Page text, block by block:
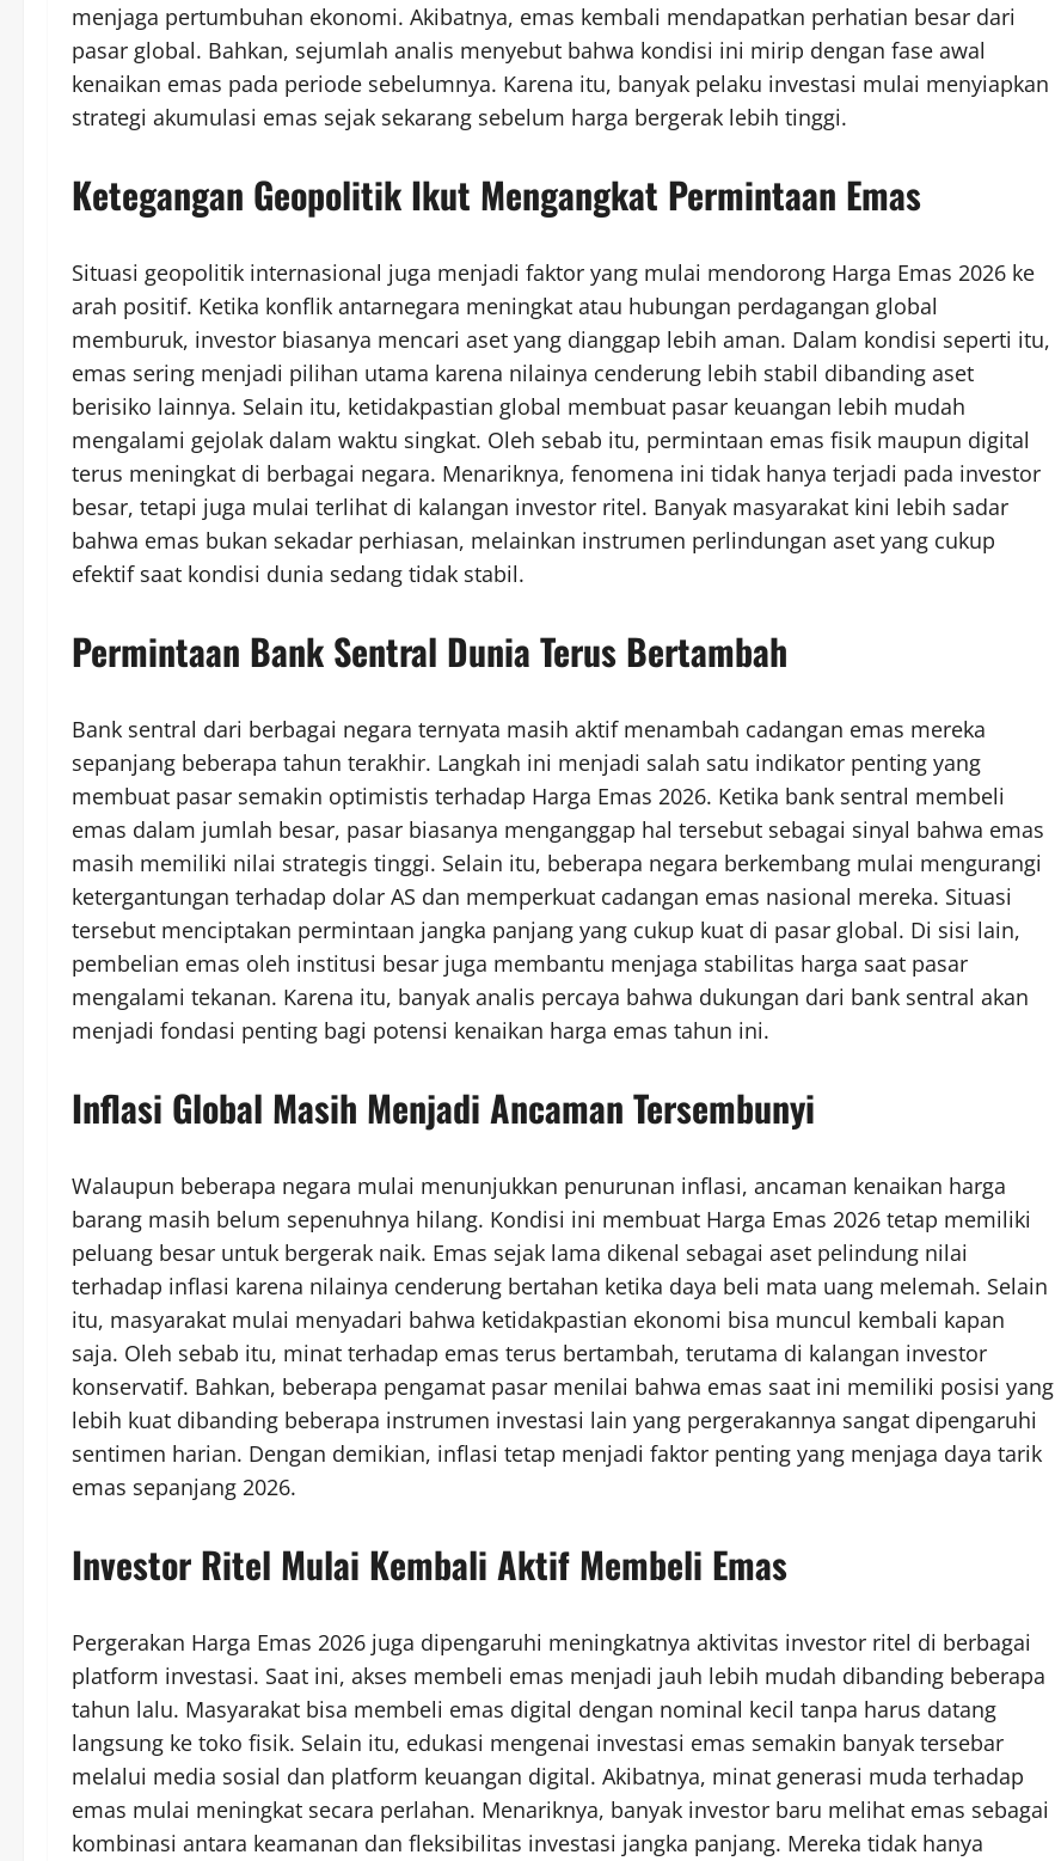
menjaga pertumbuhan ekonomi. Akibatnya, emas kembali mendapatkan perhatian besar dari
pasar global. Bahkan, sejumlah analis menyebut bahwa kondisi ini mirip dengan fase awal
kenaikan emas pada periode sebelumnya. Karena itu, banyak pelaku investasi mulai menyiapkan
strategi akumulasi emas sejak sekarang sebelum harga bergerak lebih tinggi.
Ketegangan Geopolitik Ikut Mengangkat Permintaan Emas
Situasi geopolitik internasional juga menjadi faktor yang mulai mendorong Harga Emas 2026 ke
arah positif. Ketika konflik antarnegara meningkat atau hubungan perdagangan global
memburuk, investor biasanya mencari aset yang dianggap lebih aman. Dalam kondisi seperti itu,
emas sering menjadi pilihan utama karena nilainya cenderung lebih stabil dibanding aset
berisiko lainnya. Selain itu, ketidakpastian global membuat pasar keuangan lebih mudah
mengalami gejolak dalam waktu singkat. Oleh sebab itu, permintaan emas fisik maupun digital
terus meningkat di berbagai negara. Menariknya, fenomena ini tidak hanya terjadi pada investor
besar, tetapi juga mulai terlihat di kalangan investor ritel. Banyak masyarakat kini lebih sadar
bahwa emas bukan sekadar perhiasan, melainkan instrumen perlindungan aset yang cukup
efektif saat kondisi dunia sedang tidak stabil.
Permintaan Bank Sentral Dunia Terus Bertambah
Bank sentral dari berbagai negara ternyata masih aktif menambah cadangan emas mereka
sepanjang beberapa tahun terakhir. Langkah ini menjadi salah satu indikator penting yang
membuat pasar semakin optimistis terhadap Harga Emas 2026. Ketika bank sentral membeli
emas dalam jumlah besar, pasar biasanya menganggap hal tersebut sebagai sinyal bahwa emas
masih memiliki nilai strategis tinggi. Selain itu, beberapa negara berkembang mulai mengurangi
ketergantungan terhadap dolar AS dan memperkuat cadangan emas nasional mereka. Situasi
tersebut menciptakan permintaan jangka panjang yang cukup kuat di pasar global. Di sisi lain,
pembelian emas oleh institusi besar juga membantu menjaga stabilitas harga saat pasar
mengalami tekanan. Karena itu, banyak analis percaya bahwa dukungan dari bank sentral akan
menjadi fondasi penting bagi potensi kenaikan harga emas tahun ini.
Inflasi Global Masih Menjadi Ancaman Tersembunyi
Walaupun beberapa negara mulai menunjukkan penurunan inflasi, ancaman kenaikan harga
barang masih belum sepenuhnya hilang. Kondisi ini membuat Harga Emas 2026 tetap memiliki
peluang besar untuk bergerak naik. Emas sejak lama dikenal sebagai aset pelindung nilai
terhadap inflasi karena nilainya cenderung bertahan ketika daya beli mata uang melemah. Selain
itu, masyarakat mulai menyadari bahwa ketidakpastian ekonomi bisa muncul kembali kapan
saja. Oleh sebab itu, minat terhadap emas terus bertambah, terutama di kalangan investor
konservatif. Bahkan, beberapa pengamat pasar menilai bahwa emas saat ini memiliki posisi yang
lebih kuat dibanding beberapa instrumen investasi lain yang pergerakannya sangat dipengaruhi
sentimen harian. Dengan demikian, inflasi tetap menjadi faktor penting yang menjaga daya tarik
emas sepanjang 2026.
Investor Ritel Mulai Kembali Aktif Membeli Emas
Pergerakan Harga Emas 2026 juga dipengaruhi meningkatnya aktivitas investor ritel di berbagai
platform investasi. Saat ini, akses membeli emas menjadi jauh lebih mudah dibanding beberapa
tahun lalu. Masyarakat bisa membeli emas digital dengan nominal kecil tanpa harus datang
langsung ke toko fisik. Selain itu, edukasi mengenai investasi emas semakin banyak tersebar
melalui media sosial dan platform keuangan digital. Akibatnya, minat generasi muda terhadap
emas mulai meningkat secara perlahan. Menariknya, banyak investor baru melihat emas sebagai
kombinasi antara keamanan dan fleksibilitas investasi jangka panjang. Mereka tidak hanya